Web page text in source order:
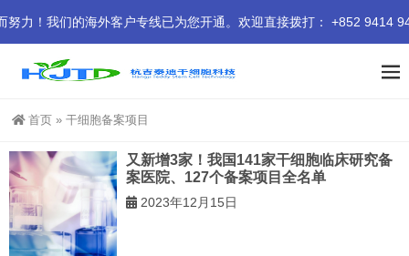
力！我们的海外客户专线已为您开通。欢迎直接拨打： +852 9414
首页 » 干细胞备案项目
又新增3家！我国141家干细胞临床研究备
案医院、127个备案项目全名单
2023年12月15日